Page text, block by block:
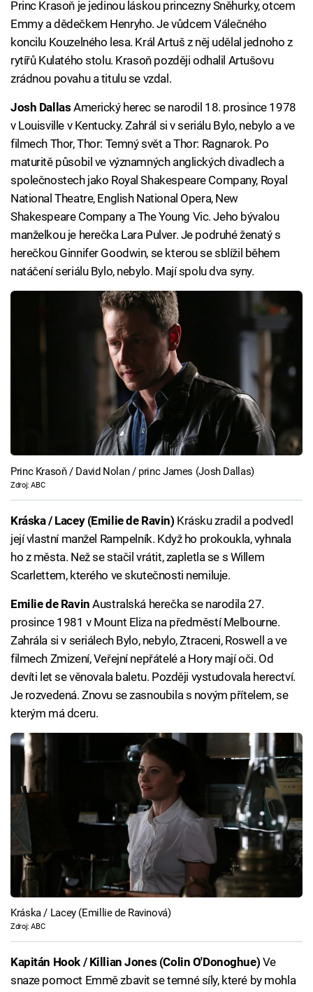
Princ Krasoň je jedinou láskou princezny Sněhurky, otcem
Emmy a dědečkem Henryho. Je vůdcem Válečného
koncilu Kouzelného lesa. Král Artuš z něj udělal jednoho z
rytířů Kulatého stolu. Krasoň později odhalil Artušovu
zrádnou povahu a titulu se vzdal.
Josh Dallas Americký herec se narodil 18. prosince 1978
v Louisville v Kentucky. Zahrál si v seriálu Bylo, nebylo a ve
filmech Thor, Thor: Temný svět a Thor: Ragnarok. Po
maturitě působil ve významných anglických divadlech a
společnostech jako Royal Shakespeare Company, Royal
National Theatre, English National Opera, New
Shakespeare Company a The Young Vic. Jeho bývalou
manželkou je herečka Lara Pulver. Je podruhé ženatý s
herečkou Ginnifer Goodwin, se kterou se sblížil během
natáčení seriálu Bylo, nebylo. Mají spolu dva syny.
Princ Krasoň / David Nolan / princ James (Josh Dallas)
Zdroj: ABC
Kráska / Lacey (Emilie de Ravin) Krásku zradil a podvedl
její vlastní manžel Rampelník. Když ho prokoukla, vyhnala
ho z města. Než se stačil vrátit, zapletla se s Willem
Scarlettem, kterého ve skutečnosti nemiluje.
Emilie de Ravin Australská herečka se narodila 27.
prosince 1981 v Mount Eliza na předměstí Melbourne.
Zahrála si v seriálech Bylo, nebylo, Ztraceni, Roswell a ve
filmech Zmizení, Veřejní nepřátelé a Hory mají oči. Od
devíti let se věnovala baletu. Později vystudovala herectví.
Je rozvedená. Znovu se zasnoubila s novým přítelem, se
kterým má dceru.
Kráska / Lacey (Emillie de Ravinová)
Zdroj: ABC
Kapitán Hook / Killian Jones (Colin O'Donoghue) Ve
snaze pomoct Emmě zbavit se temné síly, které by mohla